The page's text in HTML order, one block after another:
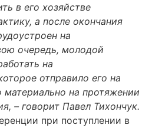
в его хозяйстве
а после окончания
на
очередь, молодой
на
отправило его на
на протяжении
– говорит Павел Тихончук.
при поступлении в